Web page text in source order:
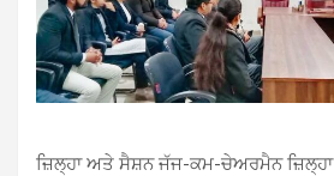
ਜ਼ਿਲ੍ਹਾ ਅਤੇ ਸੈਸ਼ਨ ਜੱਜ-ਕਮ-ਚੇਅਰਮੈਨ ਜ਼ਿਲ੍ਹਾ